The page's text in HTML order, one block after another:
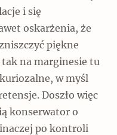
i się
oskarżenia, że
piękne
na marginesie tu
w myśl
Doszło więc
konserwator o
po kontroli